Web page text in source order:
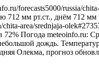
forecasts5000/russia/
мм рт.ст., днём 712 мм
area/srednjaja-
72% Погода meteoinfo.ru:
дождь.
Олекма, прогноз